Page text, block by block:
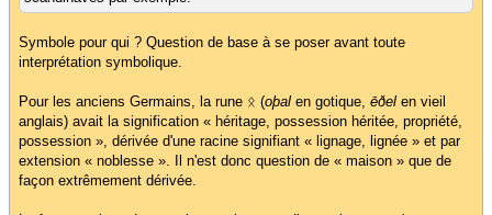
Symbole pour qui ? Question de base à se poser avant toute
interprétation symbolique.
Pour les anciens Germains, la rune ᛟ (oþal en gotique, ēðel en vieil
anglais) avait la signification « héritage, possession héritée, propriété,
possession », dérivée d'une racine signifiant « lignage, lignée » et par
extension « noblesse ». Il n'est donc question de « maison » que de
façon extrêmement dérivée.